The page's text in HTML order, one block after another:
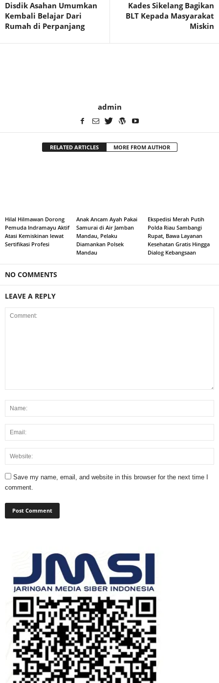
Disdik Asahan Umumkan
Kembali Belajar Dari
Rumah di Perpanjang
Kades Sikelang Bagikan
BLT Kepada Masyarakat
Miskin
admin
RELATED ARTICLES MORE FROM AUTHOR
Hilal Hilmawan Dorong
Pemuda Indramayu Aktif
Atasi Kemiskinan lewat
Sertifikasi Profesi
Anak Ancam Ayah Pakai
Samurai di Air Jamban
Mandau, Pelaku
Diamankan Polsek
Mandau
Ekspedisi Merah Putih
Polda Riau Sambangi
Rupat, Bawa Layanan
Kesehatan Gratis Hingga
Dialog Kebangsaan
NO COMMENTS
LEAVE A REPLY
Save my name, email, and website in this browser for the next time I
comment.